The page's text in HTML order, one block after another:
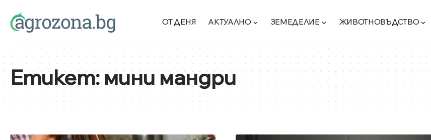
ОТ ДЕНЯ АКТУАЛНО ЗЕМЕДЕЛИЕ ЖИВОТНОВЪДСТВО
Етикет:мини мандри